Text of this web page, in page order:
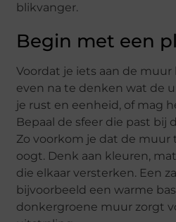
blikvanger.
Begin met een
Voordat je iets aan de
even na te denken wat de
je rust en eenheid, of mag
Bepaal de sfeer die past bij
Zo voorkom je dat de muur
oogt. Denk aan kleuren,
die elkaar versterken. Een
bijvoorbeeld een warme
donkergroene muur zorgt